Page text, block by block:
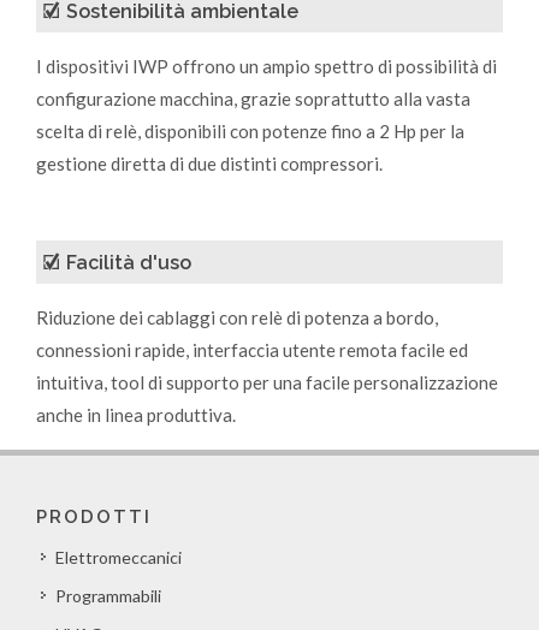
Sostenibilità ambientale
I dispositivi IWP offrono un ampio spettro di possibilità di
configurazione macchina, grazie soprattutto alla vasta
scelta di relè, disponibili con potenze fino a 2 Hp per la
gestione diretta di due distinti compressori.
Facilità d'uso
Riduzione dei cablaggi con relè di potenza a bordo,
connessioni rapide, interfaccia utente remota facile ed
intuitiva, tool di supporto per una facile personalizzazione
anche in linea produttiva.
PRODOTTI
Elettromeccanici
Programmabili